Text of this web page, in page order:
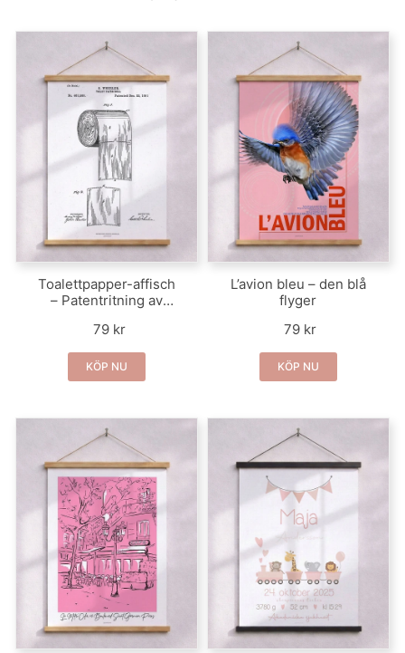
Toalettpapper-affisch
– Patentritning av
79 kr
KÖP NU
L’avion bleu – den blå
flyger
79 kr
KÖP NU